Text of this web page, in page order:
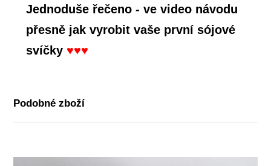
Jednoduše řečeno - ve video návodu
přesně jak vyrobit vaše první sójové
svíčky ♥♥♥
Podobné zboží